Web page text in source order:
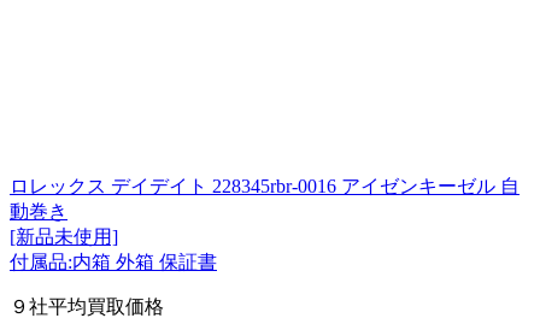
ロレックス デイデイト 228345rbr-0016 アイゼンキーゼル 自
動巻き
[新品未使用]
付属品:内箱 外箱 保証書
９社平均買取価格